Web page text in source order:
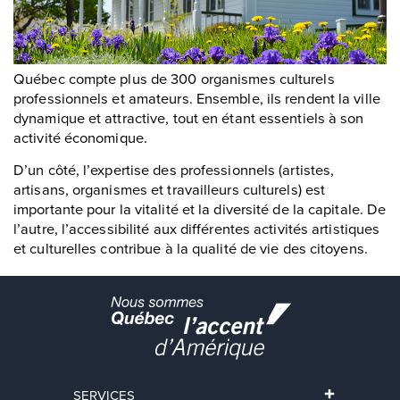
Québec compte plus de 300 organismes culturels
professionnels et amateurs. Ensemble, ils rendent la ville
dynamique et attractive, tout en étant essentiels à son
activité économique.
D’un côté, l’expertise des professionnels (artistes,
artisans, organismes et travailleurs culturels) est
importante pour la vitalité et la diversité de la capitale. De
l’autre, l’accessibilité aux différentes activités artistiques
et culturelles contribue à la qualité de vie des citoyens.
SERVICES